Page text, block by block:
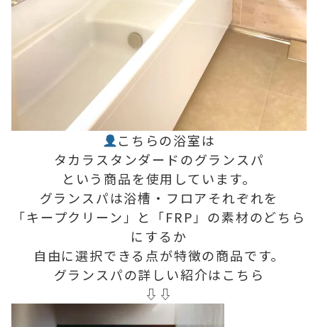
こちらの浴室は
タカラスタンダードのグランスパ
という商品を使用しています。
グランスパは浴槽・フロアそれぞれを
「キープクリーン」と「FRP」の素材のどちら
にするか
自由に選択できる点が特徴の商品です。
グランスパの詳しい紹介はこちら
⇩⇩